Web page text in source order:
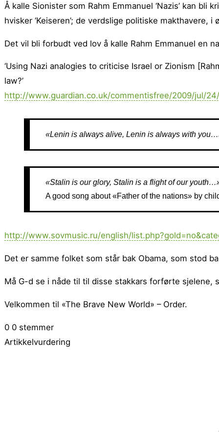
Å kalle Sionister som Rahm Emmanuel ‘Nazis’ kan
hvisker ‘Keiseren’; de verdslige politiske makthavere, i
Det vil bli forbudt ved lov å kalle Rahm Emmanuel en
‘Using Nazi analogies to criticise Israel or Zionism
law?’
http://www.guardian.co.uk/commentisfree/2009/jul/
«Lenin is always alive, Lenin is always with
«Stalin is our glory, Stalin is a flight of our
A good song about «Father of the nations» by
http://www.sovmusic.ru/english/
Det er samme folket som står bak Obama, som stod
Må G-d se i nåde til til disse stakkars forførte sjelene,
Velkommen til «The Brave New World» – Order.
0 0 stemmer
Artikkelvurdering